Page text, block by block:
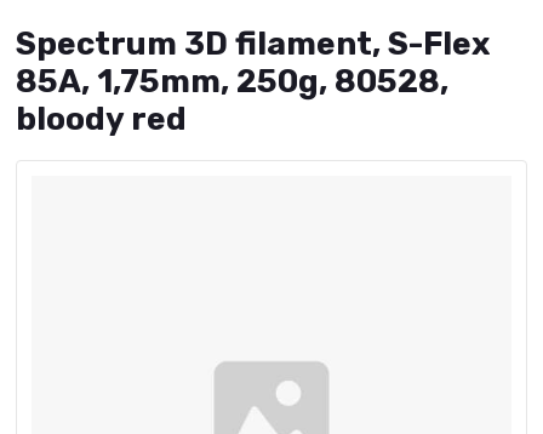
Spectrum 3D filament, S-Flex
85A, 1,75mm, 250g, 80528,
bloody red